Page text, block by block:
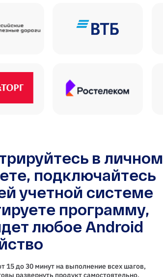
в личном
подключайтесь
учетной системе
программу,
любое Android
15 до 30 минут на выполнение всех шагов,
развернуть продукт самостоятельно,